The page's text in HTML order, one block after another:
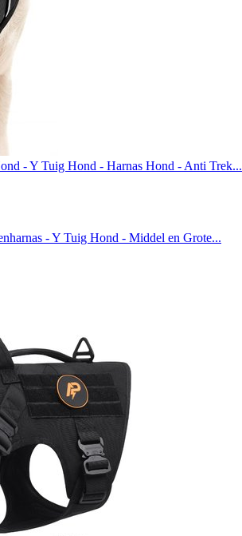
- Y Tuig Hond - Harnas Hond - Anti Trek...
- Y Tuig Hond - Middel en Grote...